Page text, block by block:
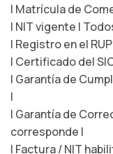
| Matrícula de
| NIT vigente |
| Registro en el
| Certificado del
| Garantía de
|
| Garantía de
corresponde |
| Factura / NIT